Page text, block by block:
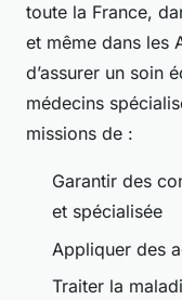
toute la France,
et même dans les
d’assurer un soin
médecins
missions de :
Garantir des
et spécialisée
Appliquer des
Traiter la